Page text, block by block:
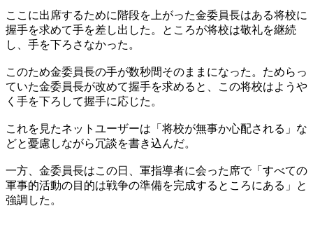
ここに出席するために階段を上がった金委員長はある将校に
握手を求めて手を差し出した。ところが将校は敬礼を継続
し、手を下ろさなかった。
このため金委員長の手が数秒間そのままになった。ためらっ
ていた金委員長が改めて握手を求めると、この将校はようや
く手を下ろして握手に応じた。
これを見たネットユーザーは「将校が無事か心配される」な
どと憂慮しながら冗談を書き込んだ。
一方、金委員長はこの日、軍指導者に会った席で「すべての
軍事的活動の目的は戦争の準備を完成するところにある」と
強調した。